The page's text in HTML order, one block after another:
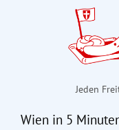
Jeden
Wien in 5